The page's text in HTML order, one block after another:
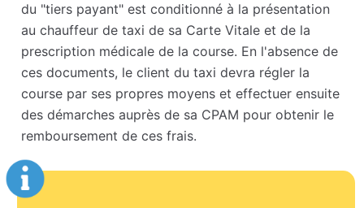
du "tiers payant" est conditionné à la présentation
au chauffeur de taxi de sa Carte Vitale et de la
prescription médicale de la course. En l'absence de
ces documents, le client du taxi devra régler la
course par ses propres moyens et effectuer ensuite
des démarches auprès de sa CPAM pour obtenir le
remboursement de ces frais.